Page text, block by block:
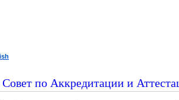
по Аккредитации и